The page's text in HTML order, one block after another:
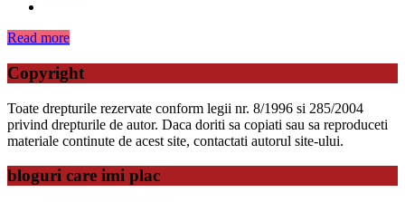
Read more
Copyright
Toate drepturile rezervate conform legii nr. 8/1996 si 285/2004
privind drepturile de autor. Daca doriti sa copiati sau sa reproduceti
materiale continute de acest site, contactati autorul site-ului.
bloguri care imi plac